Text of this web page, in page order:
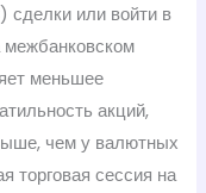
или войти в
межбанковском
меньшее
акций,
чем у валютных
торговая сессия на